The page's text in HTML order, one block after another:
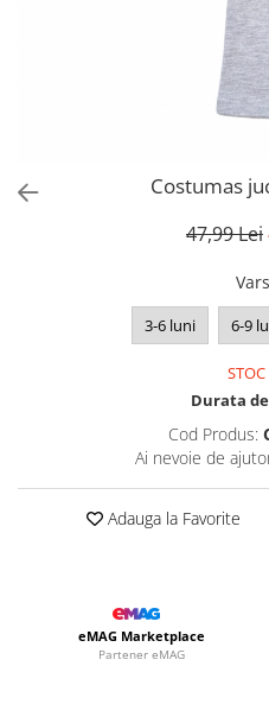
Costumas
47,99 Lei
3-6 luni 6-9
Durata
Cod Produs:
Ai nevoie de
Adauga la Favorite
eMAG Marketplace
Partener eMAG